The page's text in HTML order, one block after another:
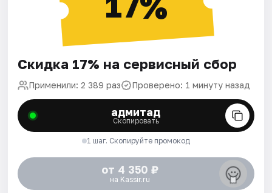
Скидка 17% на сервисный сбор
Применили: 2 389 раз Проверено: 1 минуту назад
адмитад
Скопировать
1 шаг. Скопируйте промокод
от 4 350 ₽
на Kassir.ru